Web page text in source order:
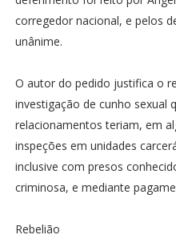
corregedor nacional, e pelos
unânime.
O autor do pedido justifica o
investigação de cunho sexual
relacionamentos teriam, em
inspeções em unidades
inclusive com presos
criminosa, e mediante
Rebelião